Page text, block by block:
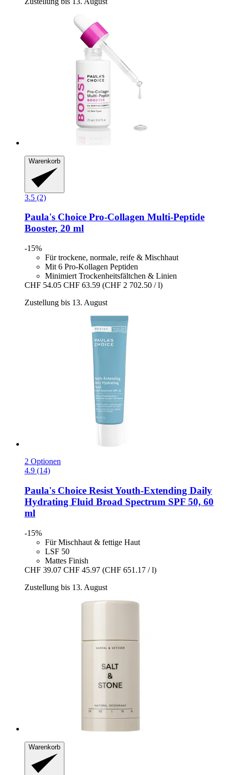
Warenkorb
3.5 (2)
Paula's Choice Pro-​Collagen Multi-​Peptide
Booster, 20 ml
-15%
Für trockene, normale, reife & Mischhaut
Mit 6 Pro-Kollagen Peptiden
Minimiert Trockenheitsfältchen & Linien
CHF 54.05 CHF 63.59 (CHF 2 702.50 / l)
Zustellung bis 13. August
2 Optionen
4.9 (14)
Paula's Choice Resist Youth-​Extending Daily
Hydrating Fluid Broad Spectrum SPF 50, 60
ml
-15%
Für Mischhaut & fettige Haut
LSF 50
Mattes Finish
CHF 39.07 CHF 45.97 (CHF 651.17 / l)
Zustellung bis 13. August
Warenkorb